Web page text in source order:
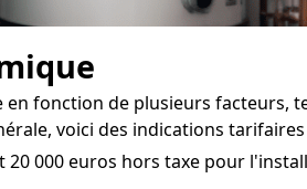
fonction de plusieurs facteurs,
voici des indications tarifaires
20 000 euros hors taxe pour